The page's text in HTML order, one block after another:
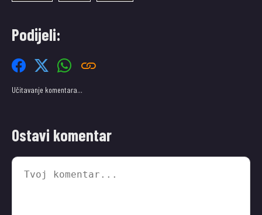
Podijeli:
Učitavanje komentara…
Ostavi komentar